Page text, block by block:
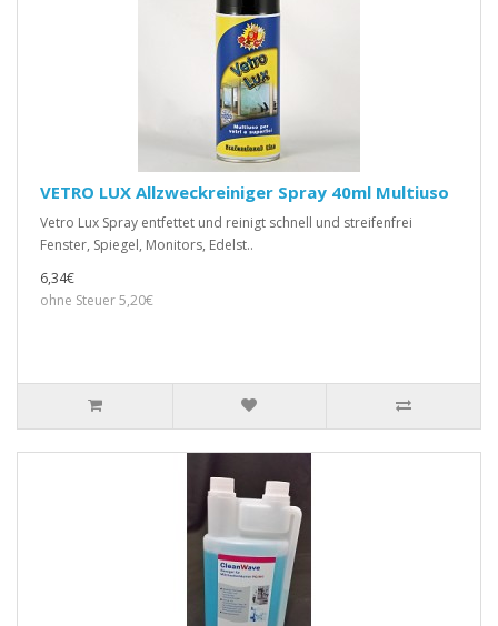
VETRO LUX Allzweckreiniger Spray 40ml Multiuso
Vetro Lux Spray entfettet und reinigt schnell und streifenfrei
Fenster, Spiegel, Monitors, Edelst..
6,34€
ohne Steuer 5,20€